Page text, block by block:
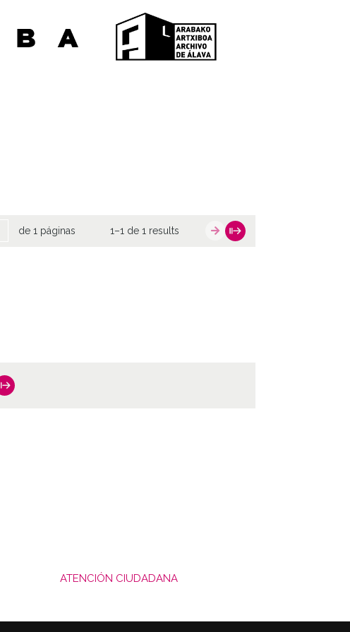
de 1 páginas 1–1 de 1 results
ATENCIÓN CIUDADANA